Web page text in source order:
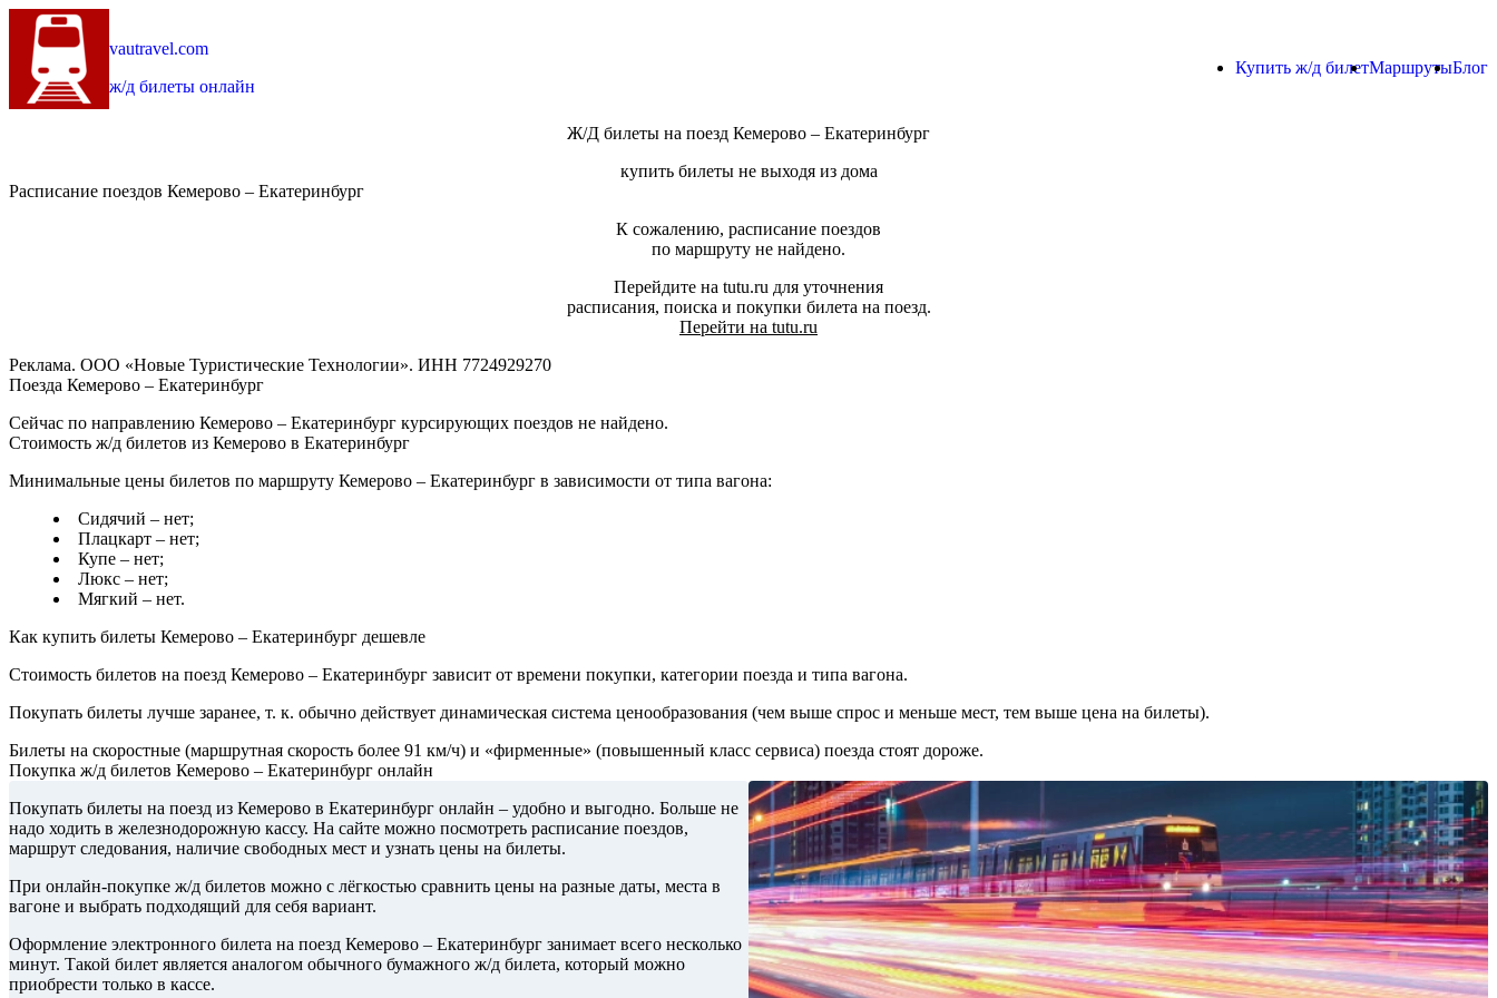
vautravel.com
ж/д билеты онлайн
Купить ж/д билетМаршрутыБлог
Ж/Д билеты на поезд Кемерово – Екатеринбург
купить билеты не выходя из дома
Расписание поездов Кемерово – Екатеринбург
К сожалению, расписание поездов
по маршруту не найдено.
Перейдите на tutu.ru для уточнения
расписания, поиска и покупки билета на поезд.
Перейти на tutu.ru
Реклама. ООО «Новые Туристические Технологии». ИНН 7724929270
Поезда Кемерово – Екатеринбург
Сейчас по направлению Кемерово – Екатеринбург курсирующих поездов не найдено.
Стоимость ж/д билетов из Кемерово в Екатеринбург
Минимальные цены билетов по маршруту Кемерово – Екатеринбург в зависимости от типа вагона:
Сидячий – нет;
Плацкарт – нет;
Купе – нет;
Люкс – нет;
Мягкий – нет.
Как купить билеты Кемерово – Екатеринбург дешевле
Стоимость билетов на поезд Кемерово – Екатеринбург зависит от времени покупки, категории поезда и типа вагона.
Покупать билеты лучше заранее, т. к. обычно действует динамическая система ценообразования (чем выше спрос и меньше мест, тем выше цена на билеты).
Билеты на скоростные (маршрутная скорость более 91 км/ч) и «фирменные» (повышенный класс сервиса) поезда стоят дороже.
Покупка ж/д билетов Кемерово – Екатеринбург онлайн
Покупать билеты на поезд из Кемерово в Екатеринбург онлайн – удобно и выгодно. Больше не
надо ходить в железнодорожную кассу. На сайте можно посмотреть расписание поездов,
маршрут следования, наличие свободных мест и узнать цены на билеты.
При онлайн-покупке ж/д билетов можно с лёгкостью сравнить цены на разные даты, места в
вагоне и выбрать подходящий для себя вариант.
Оформление электронного билета на поезд Кемерово – Екатеринбург занимает всего несколько
минут. Такой билет является аналогом обычного бумажного ж/д билета, который можно
приобрести только в кассе.